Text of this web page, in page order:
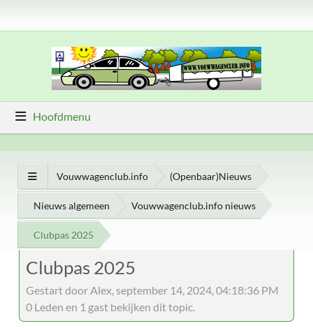
Hoofdmenu
Vouwwagenclub.info (Openbaar)Nieuws
Nieuws algemeen Vouwwagenclub.info nieuws
Clubpas 2025
Clubpas 2025
Gestart door Alex, september 14, 2024, 04:18:36 PM
0 Leden en 1 gast bekijken dit topic.